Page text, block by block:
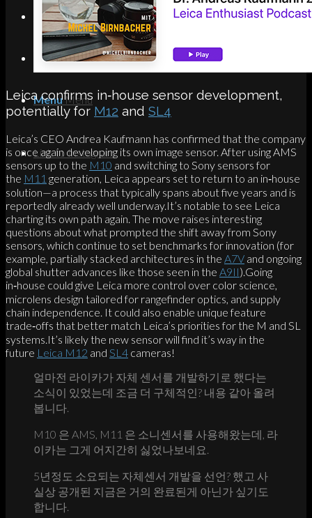
Contact
Search
MenuMenu
Link to Instagram
Leica confirms in‑house sensor development,
potentially for M12 and SL4
Leica’s CEO Andrea Kaufmann has confirmed that the company
is once again developing its own image sensor. After using AMS
sensors up to the M10 and switching to Sony sensors for
the M11 generation, Leica appears set to return to an in‑house
solution—a process that typically spans about five years and is
reportedly already well underway.It’s notable to see Leica
charting its own path again. The move raises interesting
questions about what prompted the shift away from Sony
sensors, which continue to set benchmarks for innovation (for
example, partially stacked architectures in the A7V and ongoing
global shutter advances like those seen in the A9II).Going
in‑house could give Leica more control over color science,
microlens design tailored for rangefinder optics, and supply
chain independence. It could also enable unique feature
trade‑offs that better match Leica’s priorities for the M and SL
systems.It’s likely the new sensor will find it’s way in the
future Leica M12 and SL4 cameras!
얼마전 라이카가 자체 센서를 개발하기로 했다는
소식이 있었는데 조금 더 구체적인? 내용 같아 올려
봅니다.
M10 은 AMS, M11 은 소니센서를 사용해왔는데, 라
이카는 그게 어지간히 싫었나보네요.
5년정도 소요되는 자체센서 개발을 선언? 했고 사
실상 공개된 지금은 거의 완료된게 아닌가 싶기도
합니다.